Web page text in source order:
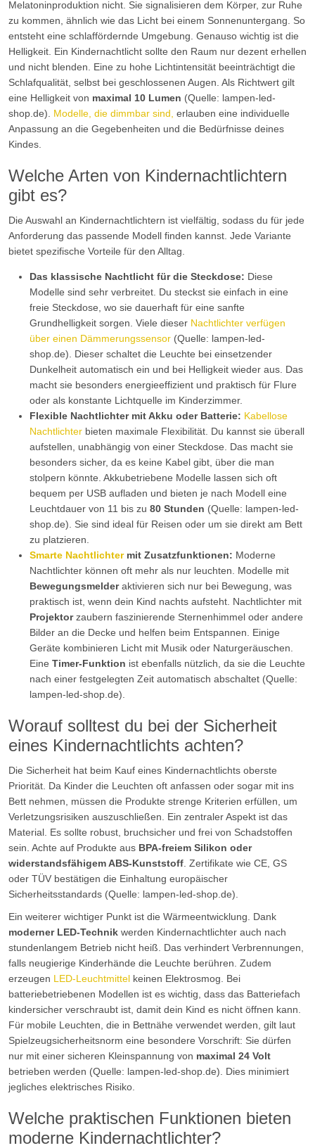
Melatoninproduktion nicht. Sie signalisieren dem Körper, zur Ruhe
zu kommen, ähnlich wie das Licht bei einem Sonnenuntergang. So
entsteht eine schlaffördernde Umgebung. Genauso wichtig ist die
Helligkeit. Ein Kindernachtlicht sollte den Raum nur dezent erhellen
und nicht blenden. Eine zu hohe Lichtintensität beeinträchtigt die
Schlafqualität, selbst bei geschlossenen Augen. Als Richtwert gilt
eine Helligkeit von maximal 10 Lumen (Quelle: lampen-led-
shop.de). Modelle, die dimmbar sind, erlauben eine individuelle
Anpassung an die Gegebenheiten und die Bedürfnisse deines
Kindes.
Welche Arten von Kindernachtlichtern
gibt es?
Die Auswahl an Kindernachtlichtern ist vielfältig, sodass du für jede
Anforderung das passende Modell finden kannst. Jede Variante
bietet spezifische Vorteile für den Alltag.
Das klassische Nachtlicht für die Steckdose: Diese
Modelle sind sehr verbreitet. Du steckst sie einfach in eine
freie Steckdose, wo sie dauerhaft für eine sanfte
Grundhelligkeit sorgen. Viele dieser Nachtlichter verfügen
über einen Dämmerungssensor (Quelle: lampen-led-
shop.de). Dieser schaltet die Leuchte bei einsetzender
Dunkelheit automatisch ein und bei Helligkeit wieder aus. Das
macht sie besonders energieeffizient und praktisch für Flure
oder als konstante Lichtquelle im Kinderzimmer.
Flexible Nachtlichter mit Akku oder Batterie: Kabellose
Nachtlichter bieten maximale Flexibilität. Du kannst sie überall
aufstellen, unabhängig von einer Steckdose. Das macht sie
besonders sicher, da es keine Kabel gibt, über die man
stolpern könnte. Akkubetriebene Modelle lassen sich oft
bequem per USB aufladen und bieten je nach Modell eine
Leuchtdauer von 11 bis zu 80 Stunden (Quelle: lampen-led-
shop.de). Sie sind ideal für Reisen oder um sie direkt am Bett
zu platzieren.
Smarte Nachtlichtermit Zusatzfunktionen: Moderne
Nachtlichter können oft mehr als nur leuchten. Modelle mit
Bewegungsmelderaktivieren sich nur bei Bewegung, was
praktisch ist, wenn dein Kind nachts aufsteht. Nachtlichter mit
Projektorzaubern faszinierende Sternenhimmel oder andere
Bilder an die Decke und helfen beim Entspannen. Einige
Geräte kombinieren Licht mit Musik oder Naturgeräuschen.
Eine Timer-Funktion ist ebenfalls nützlich, da sie die Leuchte
nach einer festgelegten Zeit automatisch abschaltet (Quelle:
lampen-led-shop.de).
Worauf solltest du bei der Sicherheit
eines Kindernachtlichts achten?
Die Sicherheit hat beim Kauf eines Kindernachtlichts oberste
Priorität. Da Kinder die Leuchten oft anfassen oder sogar mit ins
Bett nehmen, müssen die Produkte strenge Kriterien erfüllen, um
Verletzungsrisiken auszuschließen. Ein zentraler Aspekt ist das
Material. Es sollte robust, bruchsicher und frei von Schadstoffen
sein. Achte auf Produkte aus BPA-freiem Silikon oder
widerstandsfähigem ABS-Kunststoff . Zertifikate wie CE, GS
oder TÜV bestätigen die Einhaltung europäischer
Sicherheitsstandards (Quelle: lampen-led-shop.de).
Ein weiterer wichtiger Punkt ist die Wärmeentwicklung. Dank
moderner LED-Technik werden Kindernachtlichter auch nach
stundenlangem Betrieb nicht heiß. Das verhindert Verbrennungen,
falls neugierige Kinderhände die Leuchte berühren. Zudem
erzeugen LED-Leuchtmittel keinen Elektrosmog. Bei
batteriebetriebenen Modellen ist es wichtig, dass das Batteriefach
kindersicher verschraubt ist, damit dein Kind es nicht öffnen kann.
Für mobile Leuchten, die in Bettnähe verwendet werden, gilt laut
Spielzeugsicherheitsnorm eine besondere Vorschrift: Sie dürfen
nur mit einer sicheren Kleinspannung von maximal 24 Volt
betrieben werden (Quelle: lampen-led-shop.de). Dies minimiert
jegliches elektrisches Risiko.
Welche praktischen Funktionen bieten
moderne Kindernachtlichter?